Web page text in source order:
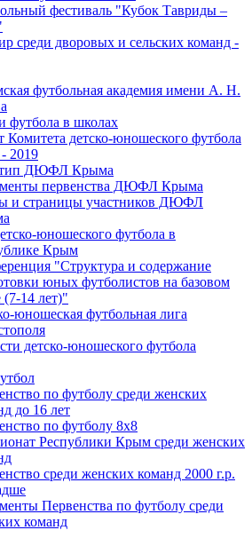
фестиваль "Кубок Тавриды –
среди дворовых и сельских команд -
футбольная академия имени А. Н.
футбола в школах
Комитета детско-юношеского футбола
2019
ДЮФЛ Крыма
первенства ДЮФЛ Крыма
и страницы участников ДЮФЛ
юношеского футбола в
Крым
"Структура и содержание
юных футболистов на базовом
(7-14 лет)"
юношеская футбольная лига
детско-юношеского футбола
по футболу среди женских
до 16 лет
по футболу 8х8
Республики Крым среди женских
среди женских команд 2000 г.р.
Первенства по футболу среди
команд